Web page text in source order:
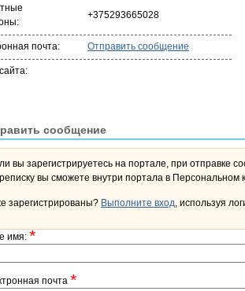
+375293665028
почта: Отправить сообщение
сообщение
вы зарегистрируетесь на портале, при отправке
зарегистрированы? Выполните вход, используя
имя: *
почта *